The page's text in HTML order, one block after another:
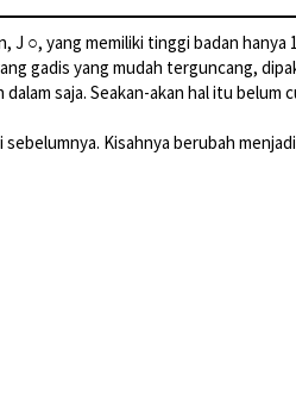
○, yang memiliki tinggi badan
gadis yang mudah terguncang,
saja. Seakan-akan hal itu
Kisahnya berubah